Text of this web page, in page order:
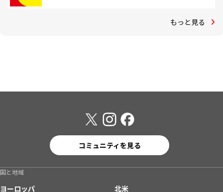
もっと見る
コミュニティを見る
国と地域
ヨーロッパ
北米